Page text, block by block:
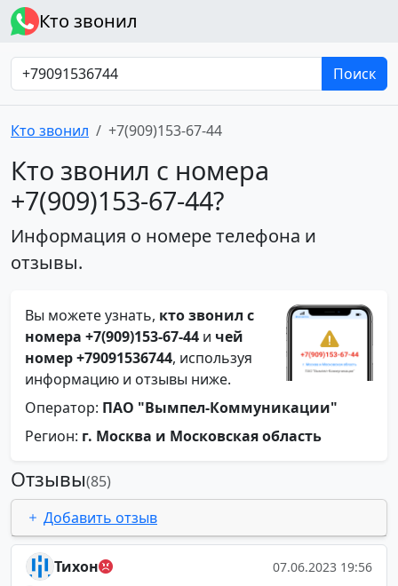
Кто звонил
Поиск
Кто звонил +7(909)153-67-44
Кто звонил с номера
+7(909)153-67-44?
Информация о номере телефона и
отзывы.
Вы можете узнать, кто звонил с
номера +7(909)153-67-44 и чей
номер +79091536744, используя
информацию и отзывы ниже.
Оператор: ПАО "Вымпел-Коммуникации"
Регион: г. Москва и Московская область
Отзывы(85)
Добавить отзыв
Тихон 07.06.2023 19:56